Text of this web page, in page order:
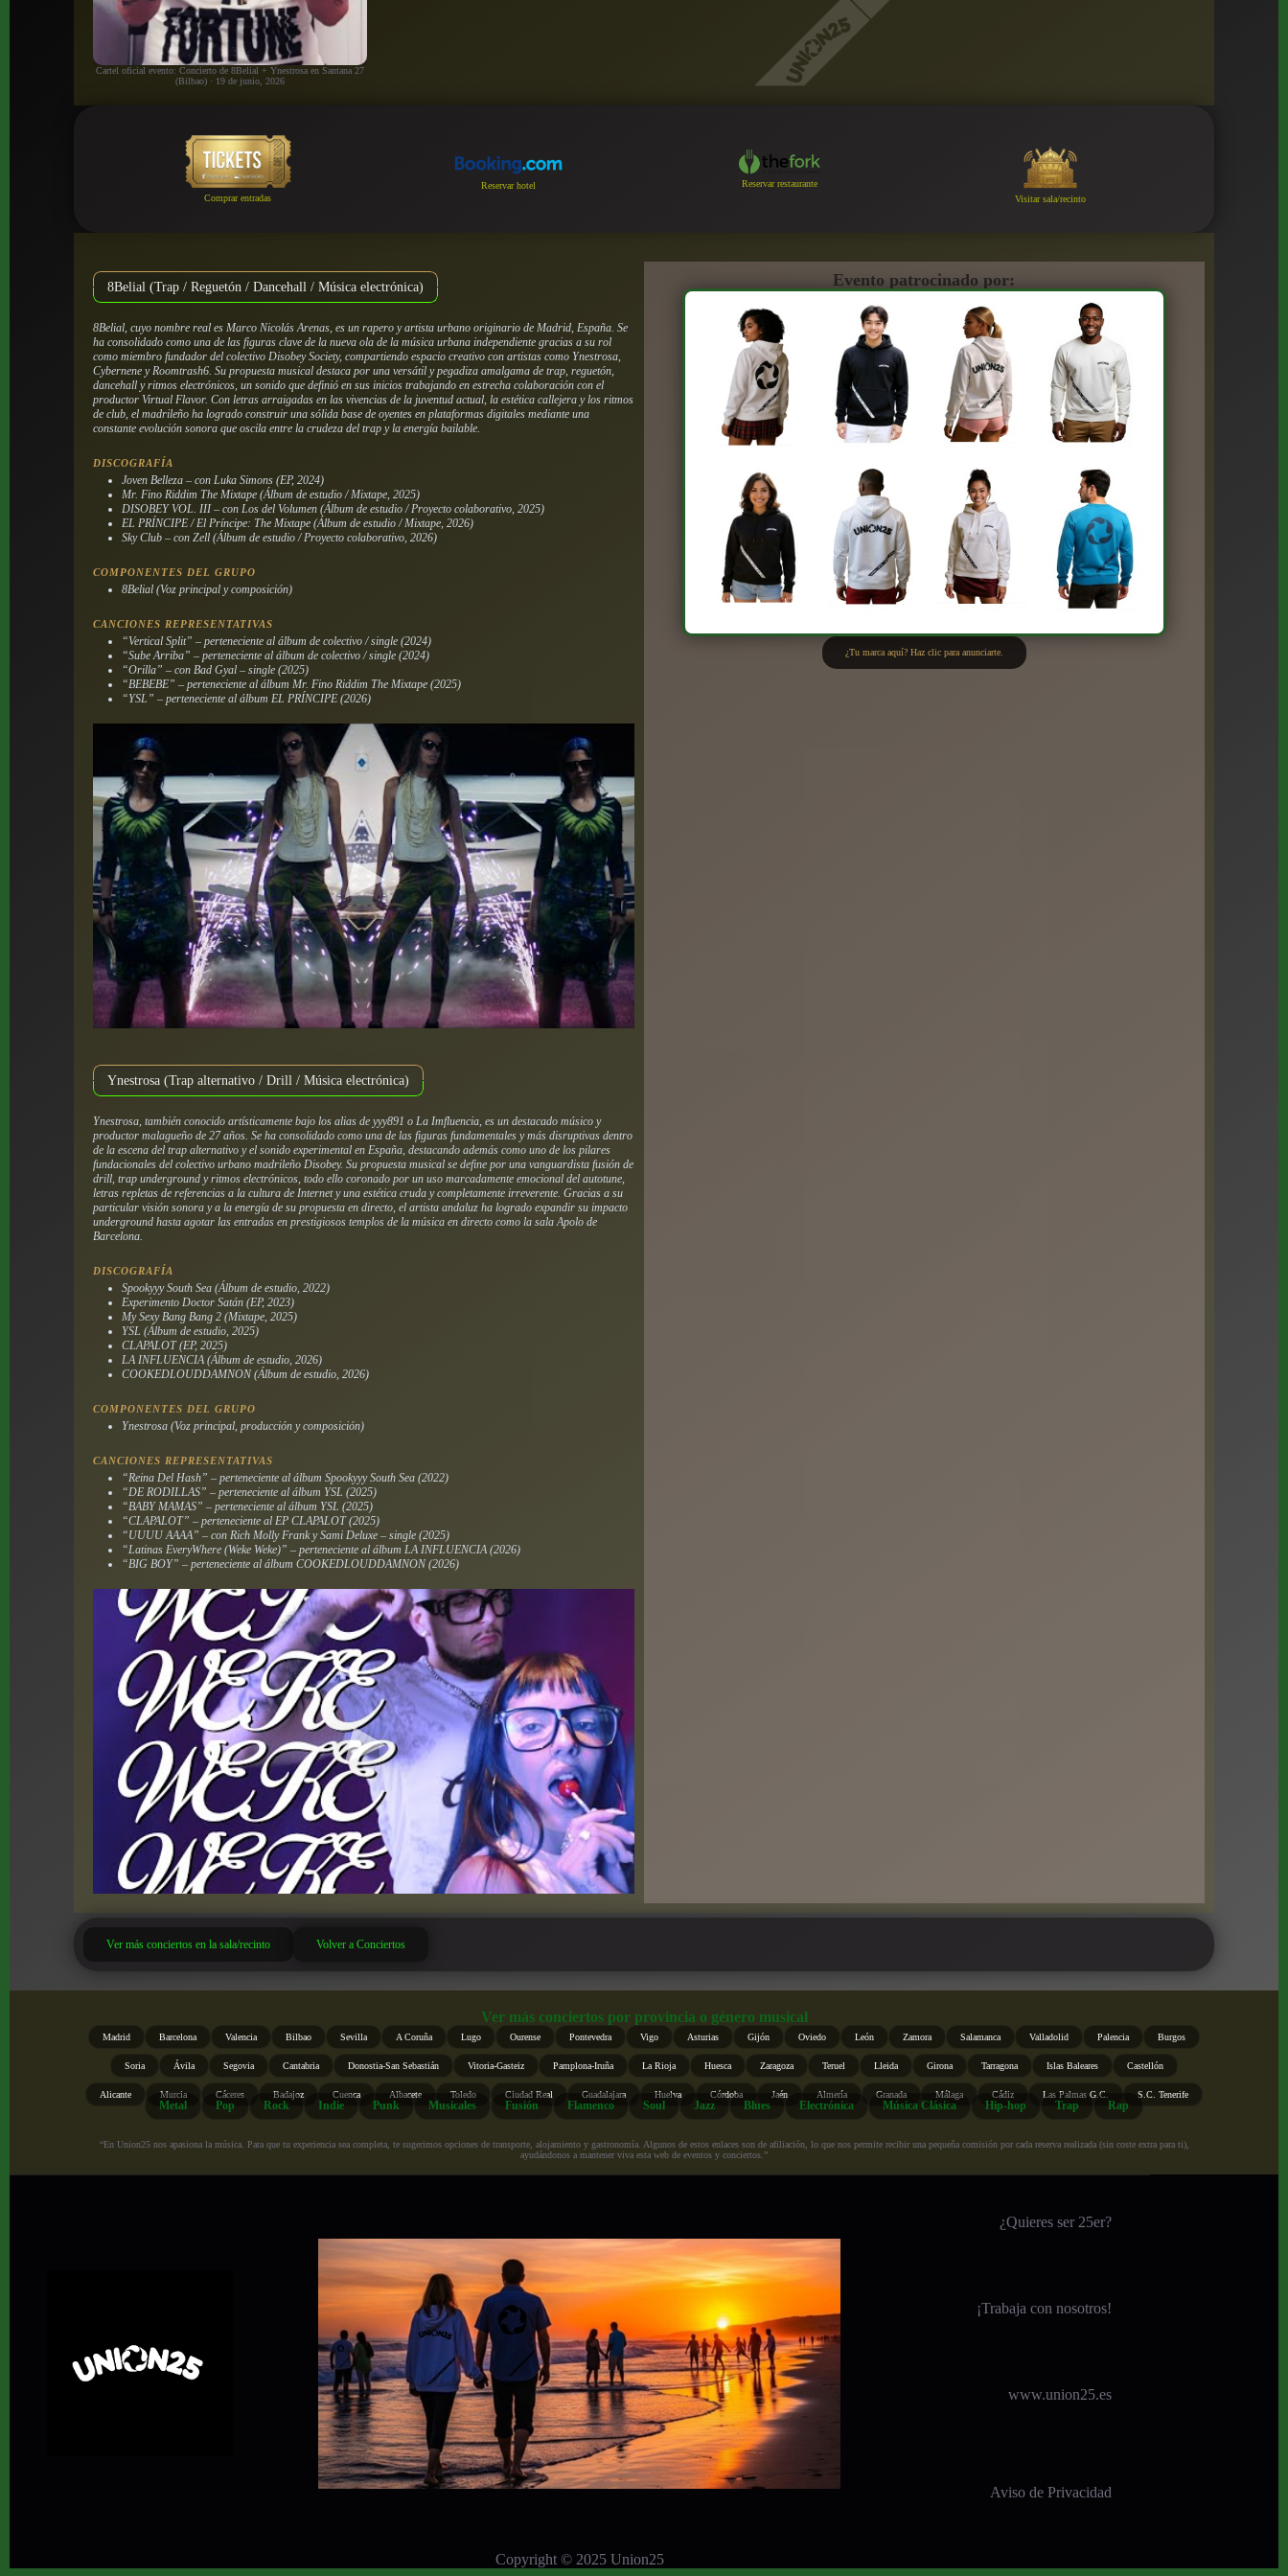
Cartel oficial evento: Concierto de 8Belial + Ynestrosa en Santana 27
(Bilbao) · 19 de junio, 2026
Comprar entradas
Reservar hotel
Reservar restaurante
Visitar sala/recinto
8Belial (Trap / Reguetón / Dancehall / Música electrónica)
8Belial, cuyo nombre real es Marco Nicolás Arenas, es un rapero y artista urbano originario de Madrid, España. Se
ha consolidado como una de las figuras clave de la nueva ola de la música urbana independiente gracias a su rol
como miembro fundador del colectivo Disobey Society, compartiendo espacio creativo con artistas como Ynestrosa,
Cybernene y Roomtrash6. Su propuesta musical destaca por una versátil y pegadiza amalgama de trap, reguetón,
dancehall y ritmos electrónicos, un sonido que definió en sus inicios trabajando en estrecha colaboración con el
productor Virtual Flavor. Con letras arraigadas en las vivencias de la juventud actual, la estética callejera y los ritmos
de club, el madrileño ha logrado construir una sólida base de oyentes en plataformas digitales mediante una
constante evolución sonora que oscila entre la crudeza del trap y la energía bailable.
DISCOGRAFÍA
Joven Belleza – con Luka Simons (EP, 2024)
Mr. Fino Riddim The Mixtape (Álbum de estudio / Mixtape, 2025)
DISOBEY VOL. III– con Los del Volumen (Álbum de estudio / Proyecto colaborativo, 2025)
EL PRÍNCIPE / El Príncipe: The Mixtape (Álbum de estudio / Mixtape, 2026)
Sky Club – con Zell (Álbum de estudio / Proyecto colaborativo, 2026)
COMPONENTES DEL GRUPO
8Belial (Voz principal y composición)
CANCIONES REPRESENTATIVAS
“Vertical Split” – perteneciente al álbum de colectivo / single (2024)
“Sube Arriba” – perteneciente al álbum de colectivo / single (2024)
“Orilla” – con Bad Gyal – single (2025)
“BEBEBE” – perteneciente al álbumMr. Fino Riddim The Mixtape (2025)
“YSL” – perteneciente al álbumEL PRÍNCIPE (2026)
Ynestrosa (Trap alternativo / Drill / Música electrónica)
Ynestrosa, también conocido artísticamente bajo los alias de yyy891 o La Imfluencia, es un destacado músico y
productor malagueño de 27 años. Se ha consolidado como una de las figuras fundamentales y más disruptivas dentro
de la escena del trap alternativo y el sonido experimental en España, destacando además como uno de los pilares
fundacionales del colectivo urbano madrileño Disobey. Su propuesta musical se define por una vanguardista fusión de
drill, trap underground y ritmos electrónicos, todo ello coronado por un uso marcadamente emocional del autotune,
letras repletas de referencias a la cultura de Internet y una estética cruda y completamente irreverente. Gracias a su
particular visión sonora y a la energía de su propuesta en directo, el artista andaluz ha logrado expandir su impacto
underground hasta agotar las entradas en prestigiosos templos de la música en directo como la sala Apolo de
Barcelona.
DISCOGRAFÍA
Spookyyy South Sea (Álbum de estudio, 2022)
Experimento Doctor Satán (EP, 2023)
My Sexy Bang Bang 2 (Mixtape, 2025)
YSL (Álbum de estudio, 2025)
CLAPALOT(EP, 2025)
LA INFLUENCIA(Álbum de estudio, 2026)
COOKEDLOUDDAMNON(Álbum de estudio, 2026)
COMPONENTES DEL GRUPO
Ynestrosa (Voz principal, producción y composición)
CANCIONES REPRESENTATIVAS
“Reina Del Hash” – perteneciente al álbumSpookyyy South Sea (2022)
“DE RODILLAS” – perteneciente al álbum YSL (2025)
“BABY MAMAS” – perteneciente al álbum YSL (2025)
“CLAPALOT” – perteneciente al EPCLAPALOT(2025)
“UUUU AAAA” – con Rich Molly Frank y Sami Deluxe – single (2025)
“Latinas EveryWhere (Weke Weke)” – perteneciente al álbumLA INFLUENCIA (2026)
“BIG BOY” – perteneciente al álbumCOOKEDLOUDDAMNON(2026)
Evento patrocinado por:
¿Tu marca aquí? Haz clic para anunciarte.
Ver más conciertos en la sala/recinto Volver a Conciertos
Ver más conciertos por provincia o género musical
Madrid Barcelona Valencia Bilbao Sevilla A Coruña Lugo Ourense Pontevedra Vigo Asturias Gijón Oviedo León Zamora Salamanca Valladolid Palencia Burgos
Soria Ávila Segovia Cantabria Donostia-San Sebastián Vitoria-Gasteiz Pamplona-Iruña La Rioja Huesca Zaragoza Teruel Lleida Girona Tarragona Islas Baleares Castellón
Alicante Murcia Cáceres Badajoz Cuenca Albacete Toledo Ciudad Real Guadalajara Huelva Córdoba Jaén Almería Granada Málaga Cádiz Las Palmas G.C. S.C. Tenerife
Metal Pop Rock Indie Punk Musicales Fusión Flamenco Soul Jazz Blues Electrónica Música Clásica Hip-hop Trap Rap
“En Union25 nos apasiona la música. Para que tu experiencia sea completa, te sugerimos opciones de transporte, alojamiento y gastronomía. Algunos de estos enlaces son de afiliación, lo que nos permite recibir una pequeña comisión por cada reserva realizada (sin coste extra para ti),
ayudándonos a mantener viva esta web de eventos y conciertos.”
¿Quieres ser 25er?
¡Trabaja con nosotros!
www.union25.es
Aviso de Privacidad
Copyright © 2025 Union25